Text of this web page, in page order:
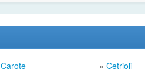
Carote » Cetrioli